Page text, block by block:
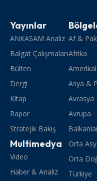
Yayınlar
ANKASAM Analiz
Balgat Çalışmaları
Bülten
Dergi
Kitap
Rapor
Stratejik Bakış
Multimedya
Video
Haber & Analiz
Af & Pak
Afrika
Asya &
Avrasya
Avrupa
Orta
Orta
Türkiye